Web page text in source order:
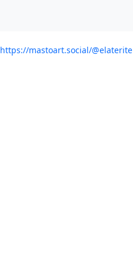
https://mastoart.social/@elaterite